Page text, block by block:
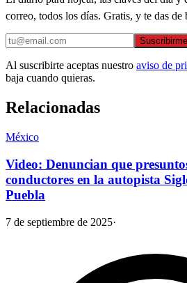
correo, todos los días. Gratis, y te das de
Suscribirme
Al suscribirte aceptas nuestro aviso de
baja cuando quieras.
Relacionadas
México
Video: Denuncian que
conductores en la autopista
Puebla
7 de septiembre de 2025·